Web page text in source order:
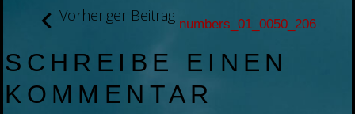
Vorheriger Beitragnumbers_01_0050_206
SCHREIBE EINEN
KOMMENTAR